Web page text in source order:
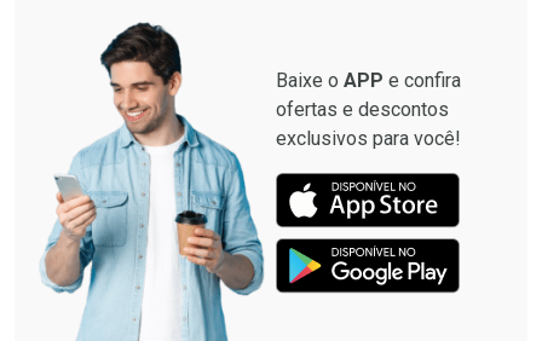
Baixe o APP e confira
ofertas e descontos
exclusivos para você!